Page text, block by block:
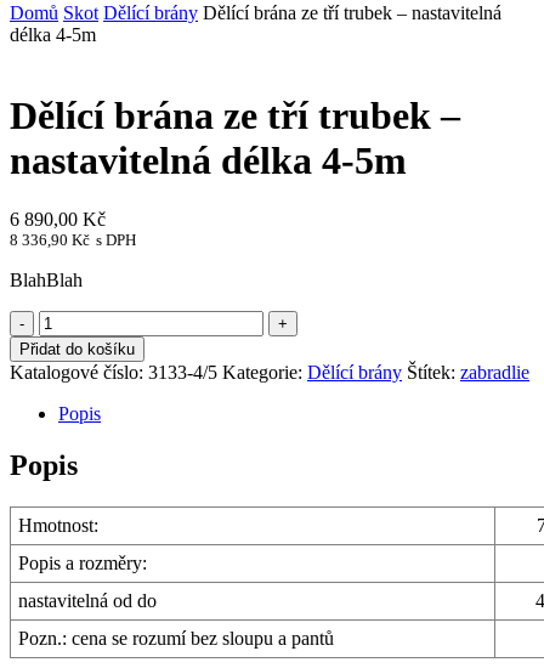
Domů Skot Dělící brány Dělící brána ze tří trubek – nastavitelná
délka 4-5m
Dělící brána ze tří trubek –
nastavitelná délka 4-5m
6 890,00 Kč
8 336,90 Kč s DPH
BlahBlah
Dělící
brána
ze
tří
trubek
nastavitelná
délka
5m
množství
Přidat do košíku
Katalogové číslo: 3133-4/5 Kategorie: Dělící brány Štítek: zabradlie
Popis
Popis
Hmotnost:
Popis a rozměry:
nastavitelná od do
Pozn.: cena se rozumí bez sloupu a pantů